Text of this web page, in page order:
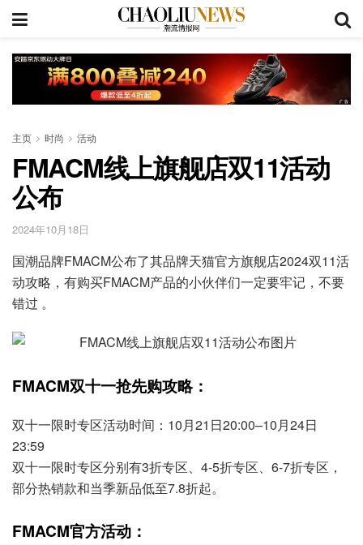
主页 时尚 活动
FMACM线上旗舰店双11活动
公布
2024年10月18日
国潮品牌FMACM公布了其品牌天猫官方旗舰店2024双11活
动攻略，有购买FMACM产品的小伙伴们一定要牢记，不要
错过 。
FMACM双十一抢先购攻略：
双十一限时专区活动时间：10月21日20:00–10月24日
23:59
双十一限时专区分别有3折专区、4-5折专区、6-7折专区，
部分热销款和当季新品低至7.8折起。
FMACM官方活动：